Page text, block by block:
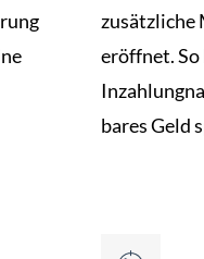
zusätzliche
eröffnet. So
bares Geld